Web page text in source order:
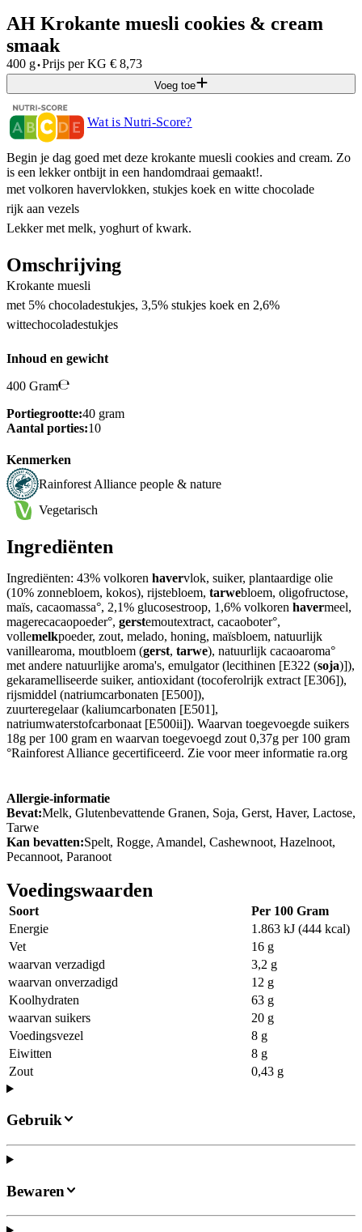
AH Krokante muesli cookies & cream
smaak
400 g·Prijs per KG € 8,73
Voeg toe
Wat is Nutri-Score?
Begin je dag goed met deze krokante muesli cookies and cream. Zo
is een lekker ontbijt in een handomdraai gemaakt!.
met volkoren havervlokken, stukjes koek en witte chocolade
rijk aan vezels
Lekker met melk, yoghurt of kwark.
Omschrijving
Krokante muesli
met 5% chocoladestukjes, 3,5% stukjes koek en 2,6%
wittechocoladestukjes
Inhoud en gewicht
400 Gram
Portiegrootte:40 gram
Aantal porties:10
Kenmerken
Rainforest Alliance people & nature
Vegetarisch
Ingrediënten
Ingrediënten: 43% volkoren havervlok, suiker, plantaardige olie
(10% zonnebloem, kokos), rijstebloem, tarwebloem, oligofructose,
maïs, cacaomassa°, 2,1% glucosestroop, 1,6% volkoren havermeel,
magerecacaopoeder°, gerstemoutextract, cacaoboter°,
vollemelkpoeder, zout, melado, honing, maïsbloem, natuurlijk
vanillearoma, moutbloem (gerst, tarwe), natuurlijk cacaoaroma°
met andere natuurlijke aroma's, emulgator (lecithinen [E322 (soja)]),
gekaramelliseerde suiker, antioxidant (tocoferolrijk extract [E306]),
rijsmiddel (natriumcarbonaten [E500]),
zuurteregelaar (kaliumcarbonaten [E501],
natriumwaterstofcarbonaat [E500ii]). Waarvan toegevoegde suikers
18g per 100 gram en waarvan toegevoegd zout 0,37g per 100 gram
°Rainforest Alliance gecertificeerd. Zie voor meer informatie ra.org
Allergie-informatie
Bevat:Melk, Glutenbevattende Granen, Soja, Gerst, Haver, Lactose,
Tarwe
Kan bevatten:Spelt, Rogge, Amandel, Cashewnoot, Hazelnoot,
Pecannoot, Paranoot
Voedingswaarden
Soort
Per 100 Gram
Energie
1.863 kJ (444 kcal)
Vet
16 g
waarvan verzadigd
3,2 g
waarvan onverzadigd
12 g
Koolhydraten
63 g
waarvan suikers
20 g
Voedingsvezel
8 g
Eiwitten
8 g
Zout
0,43 g
Gebruik
Bewaren